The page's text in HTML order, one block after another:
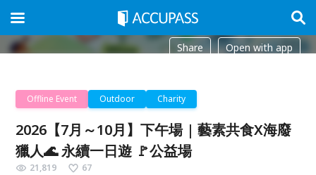
Share Open with app
Offline Event Outdoor Charity
2026【7月～10月】下午場 | 藝素共食X海廢
獵人🌊 永續一日遊 🚩公益場
21,819 67